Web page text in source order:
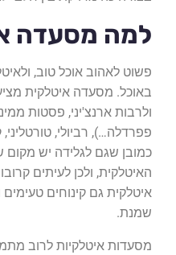
למה מסעדה
פשוט לאהוב אוכל טוב,
באוכל. מסעדה איטלקית
ולרבות ארנצ'יני, פסטות
פפרדלה…), רביולי, טורטליני,
כמובן שגם לגלידה יש מקום
האיטלקית, ולכן לעיתים
איטלקית גם קינוחים טעימים
שמנת.
מסעדות איטלקיות לרוב